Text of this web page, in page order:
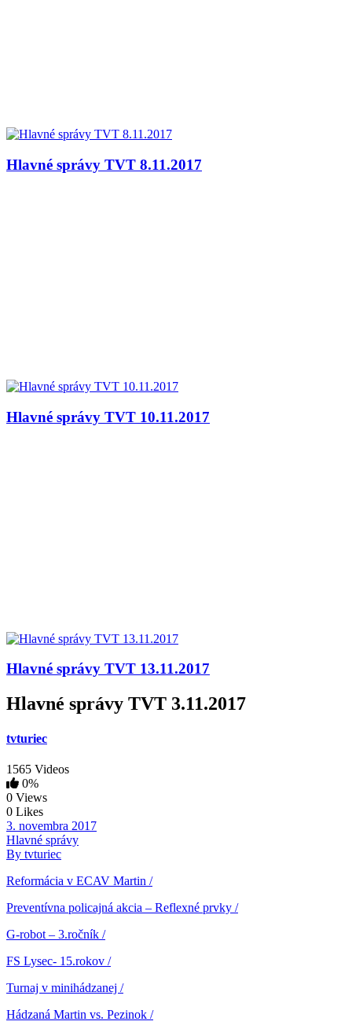
Hlavné správy TVT 8.11.2017
Hlavné správy TVT 10.11.2017
Hlavné správy TVT 13.11.2017
Hlavné správy TVT 3.11.2017
tvturiec
1565 Videos
0%
0 Views
0 Likes
3. novembra 2017
Hlavné správy
By tvturiec
Reformácia v ECAV Martin /
Preventívna policajná akcia – Reflexné prvky /
G-robot – 3.ročník /
FS Lysec- 15.rokov /
Turnaj v minihádzanej /
Hádzaná Martin vs. Pezinok /